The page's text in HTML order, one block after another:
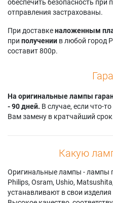
обеспечить безопасность при
отправления застрахованы.
При доставкеналоженным
при получении в любой город
составит 800р.
На оригинальные лампы
- 90 дней. В случае, если что-
Вам замену в кратчайший
Какую
Оригинальные лампы - лампы
Philips, Osram, Ushio,
устанавливают в свои